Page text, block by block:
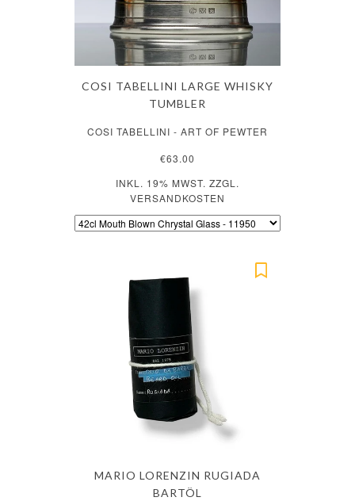
COSI TABELLINI LARGE WHISKY
TUMBLER
COSI TABELLINI - ART OF PEWTER
€63.00
INKL. 19% MWST. ZZGL.
VERSANDKOSTEN
MARIO LORENZIN RUGIADA
BARTÖL